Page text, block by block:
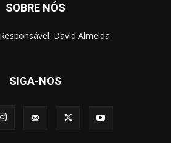
SOBRE NÓS
David Almeida
SIGA-NOS